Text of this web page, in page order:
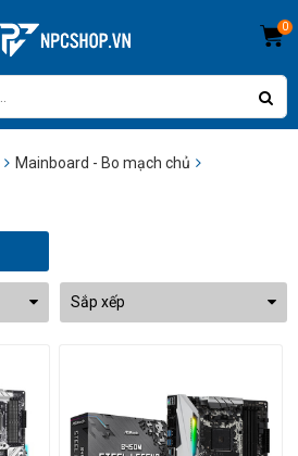
0
Mainboard - Bo mạch chủ
Sắp xếp